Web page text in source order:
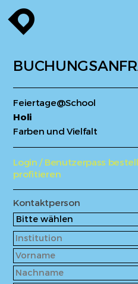
enroute
Feiertage@School
Holi
Farben und Vielfalt
Login / Benutzerpass
profitieren
Kontaktperson